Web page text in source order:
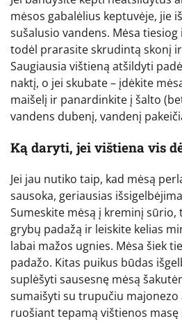
mėsos gabalėlius keptuvėje, jie
sušalusio vandens. Mėsa
todėl prarasite skrudintą skonį
Saugiausia vištieną atšildyti
naktį, o jei skubate – įdėkite
maišelį ir panardinkite į šalto
vandens dubenį, vandenį
Ką daryti, jei vištiena vis
Jei jau nutiko taip, kad mėsą
sausoka, geriausias
Sumeskite mėsą į kreminį
grybų padažą ir leiskite kelias
labai mažos ugnies. Mėsa šiek
padažo. Kitas puikus būdas
suplėšyti sausesnę mėsą
sumaišyti su trupučiu
ruošiant tepamą vištienos